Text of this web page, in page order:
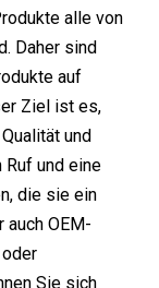
alle von
Daher sind
auf
Ziel ist es,
und
und eine
die sie ein
auch OEM-
Sie sich